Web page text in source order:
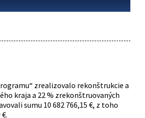
zrealizovalo rekonštrukcie a
kraja a 22 % zrekonštruovaných
sumu 10 682 766,15 €, z toho